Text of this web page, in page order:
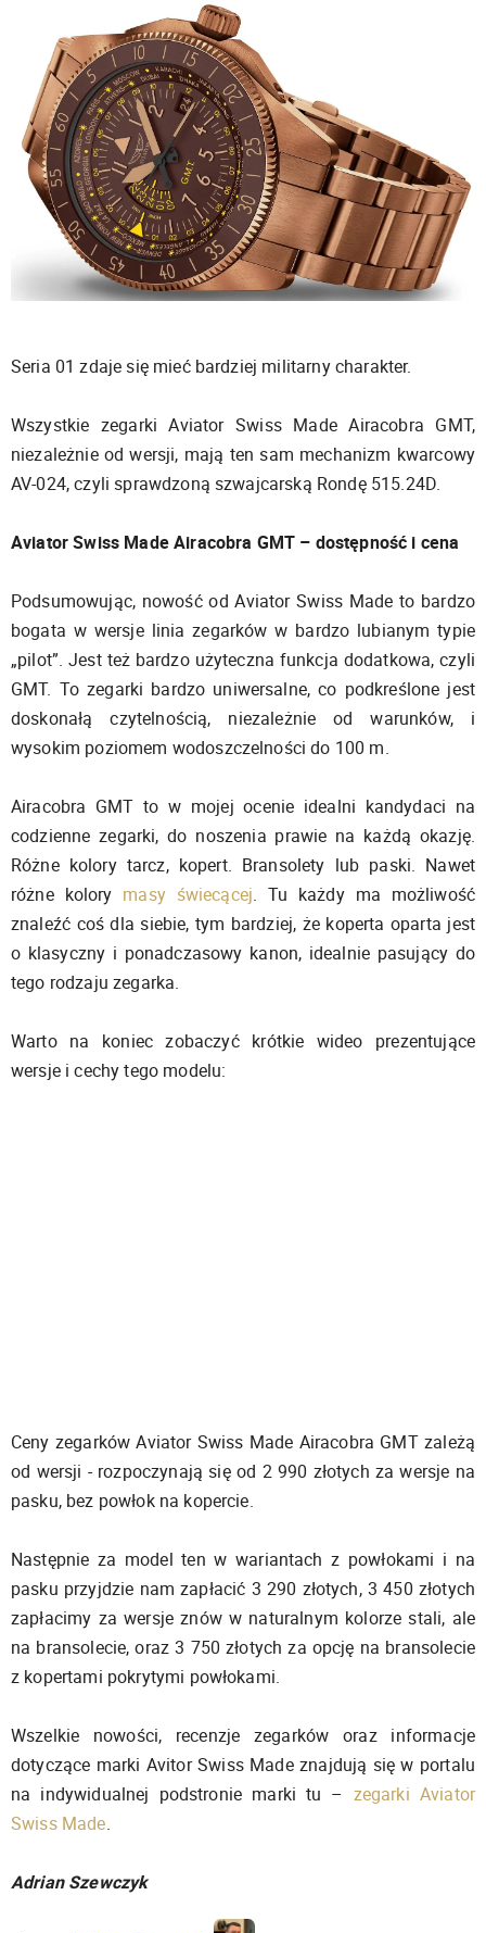
Seria 01 zdaje się mieć bardziej militarny charakter.
Wszystkie zegarki Aviator Swiss Made Airacobra GMT,
niezależnie od wersji, mają ten sam mechanizm kwarcowy
AV-024, czyli sprawdzoną szwajcarską Rondę 515.24D.
Aviator Swiss Made Airacobra GMT – dostępność i cena
Podsumowując, nowość od Aviator Swiss Made to bardzo
bogata w wersje linia zegarków w bardzo lubianym typie
„pilot”. Jest też bardzo użyteczna funkcja dodatkowa, czyli
GMT. To zegarki bardzo uniwersalne, co podkreślone jest
doskonałą czytelnością, niezależnie od warunków, i
wysokim poziomem wodoszczelności do 100 m.
Airacobra GMT to w mojej ocenie idealni kandydaci na
codzienne zegarki, do noszenia prawie na każdą okazję.
Różne kolory tarcz, kopert. Bransolety lub paski. Nawet
różne kolory masy świecącej. Tu każdy ma możliwość
znaleźć coś dla siebie, tym bardziej, że koperta oparta jest
o klasyczny i ponadczasowy kanon, idealnie pasujący do
tego rodzaju zegarka.
Warto na koniec zobaczyć krótkie wideo prezentujące
wersje i cechy tego modelu:
Ceny zegarków Aviator Swiss Made Airacobra GMT zależą
od wersji - rozpoczynają się od 2 990 złotych za wersje na
pasku, bez powłok na kopercie.
Następnie za model ten w wariantach z powłokami i na
pasku przyjdzie nam zapłacić 3 290 złotych, 3 450 złotych
zapłacimy za wersje znów w naturalnym kolorze stali, ale
na bransolecie, oraz 3 750 złotych za opcję na bransolecie
z kopertami pokrytymi powłokami.
Wszelkie nowości, recenzje zegarków oraz informacje
dotyczące marki Avitor Swiss Made znajdują się w portalu
na indywidualnej podstronie marki tu – zegarki Aviator
Swiss Made.
Adrian Szewczyk